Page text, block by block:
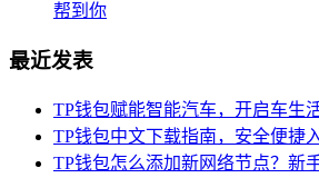
帮到你
最近发表
TP钱包赋能智能汽车，开启车生
TP钱包中文下载指南，安全便捷
TP钱包怎么添加新网络节点？新